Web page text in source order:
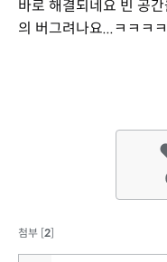
바로 해결되네요 빈 공
의 버그려나요...ㅋㅋㅋ
첨부 [2]